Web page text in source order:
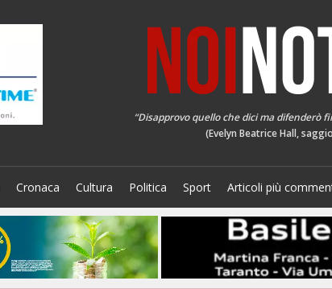
“Disapprovo quello che dici ma difenderò
(Evelyn Beatrice Hall,
Cronaca Cultura Politica Sport Articoli più